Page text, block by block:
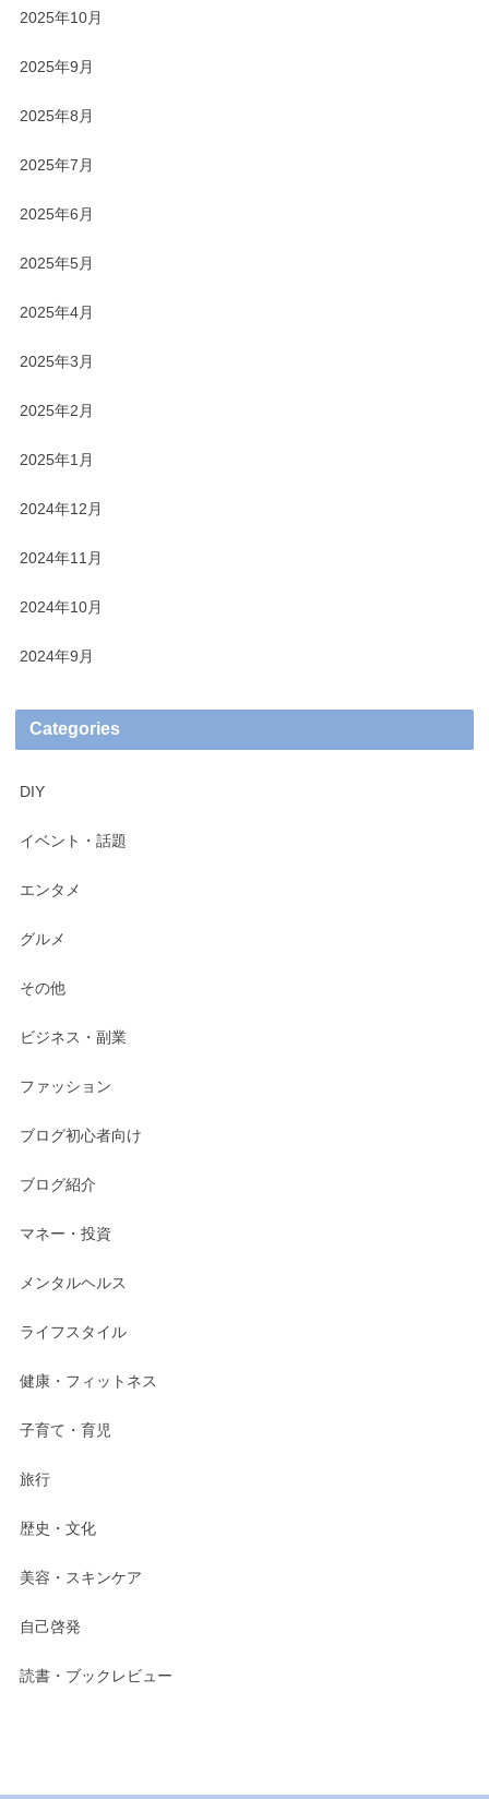
2025年10月
2025年9月
2025年8月
2025年7月
2025年6月
2025年5月
2025年4月
2025年3月
2025年2月
2025年1月
2024年12月
2024年11月
2024年10月
2024年9月
Categories
DIY
イベント・話題
エンタメ
グルメ
その他
ビジネス・副業
ファッション
ブログ初心者向け
ブログ紹介
マネー・投資
メンタルヘルス
ライフスタイル
健康・フィットネス
子育て・育児
旅行
歴史・文化
美容・スキンケア
自己啓発
読書・ブックレビュー